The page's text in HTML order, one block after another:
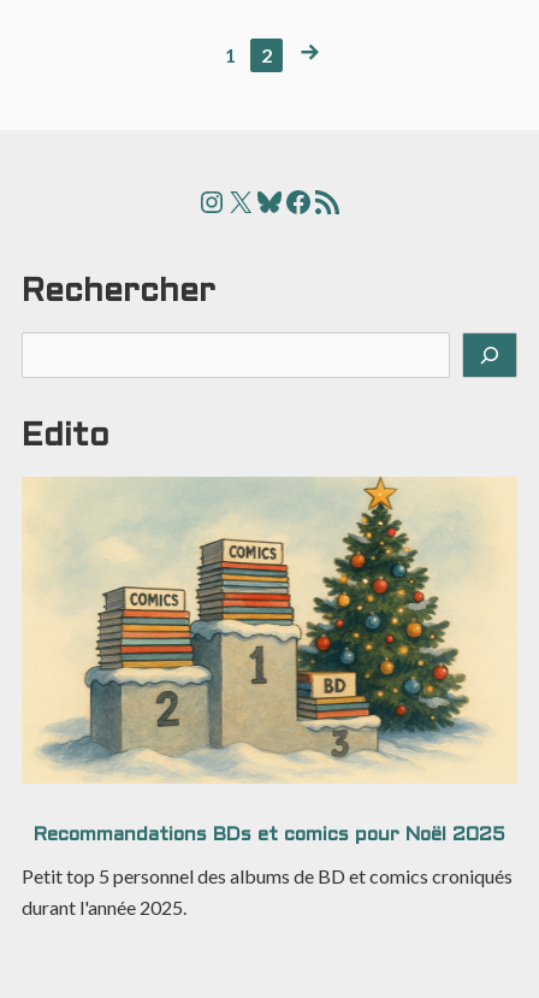
PAGE
1 PAGE
2
NEXT
Instagram
X Bluesky
Facebook
Articles
Rechercher
Edito
Recommandations BDs et comics pour Noël 2025
Petit top 5 personnel des albums de BD et comics croniqués
durant l'année 2025.